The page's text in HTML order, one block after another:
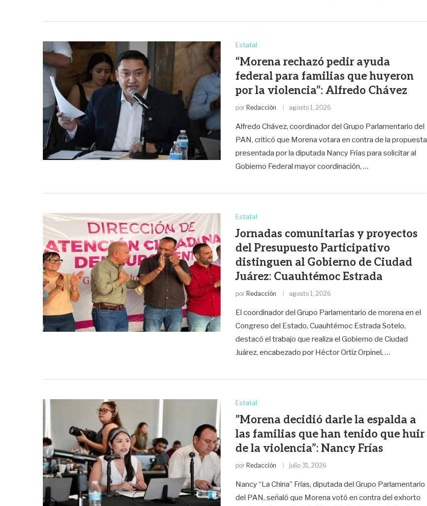
Estatal
“Morena rechazó pedir ayuda
federal para familias que huyeron
por la violencia”: Alfredo Chávez
por Redacción agosto 1, 2026
Alfredo Chávez, coordinador del Grupo Parlamentario del
PAN, criticó que Morena votara en contra de la propuesta
presentada por la diputada Nancy Frías para solicitar al
Gobierno Federal mayor coordinación, …
Estatal
Jornadas comunitarias y proyectos
del Presupuesto Participativo
distinguen al Gobierno de Ciudad
Juárez: Cuauhtémoc Estrada
por Redacción agosto 1, 2026
El coordinador del Grupo Parlamentario de morena en el
Congreso del Estado, Cuauhtémoc Estrada Sotelo,
destacó el trabajo que realiza el Gobierno de Ciudad
Juárez, encabezado por Héctor Ortiz Orpinel, …
Estatal
”Morena decidió darle la espalda a
las familias que han tenido que huir
de la violencia”: Nancy Frías
por Redacción julio 31, 2026
Nancy “La China” Frías, diputada del Grupo Parlamentario
del PAN, señaló que Morena votó en contra del exhorto